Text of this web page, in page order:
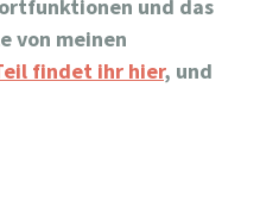
und das
von meinen
findet ihr hier, und